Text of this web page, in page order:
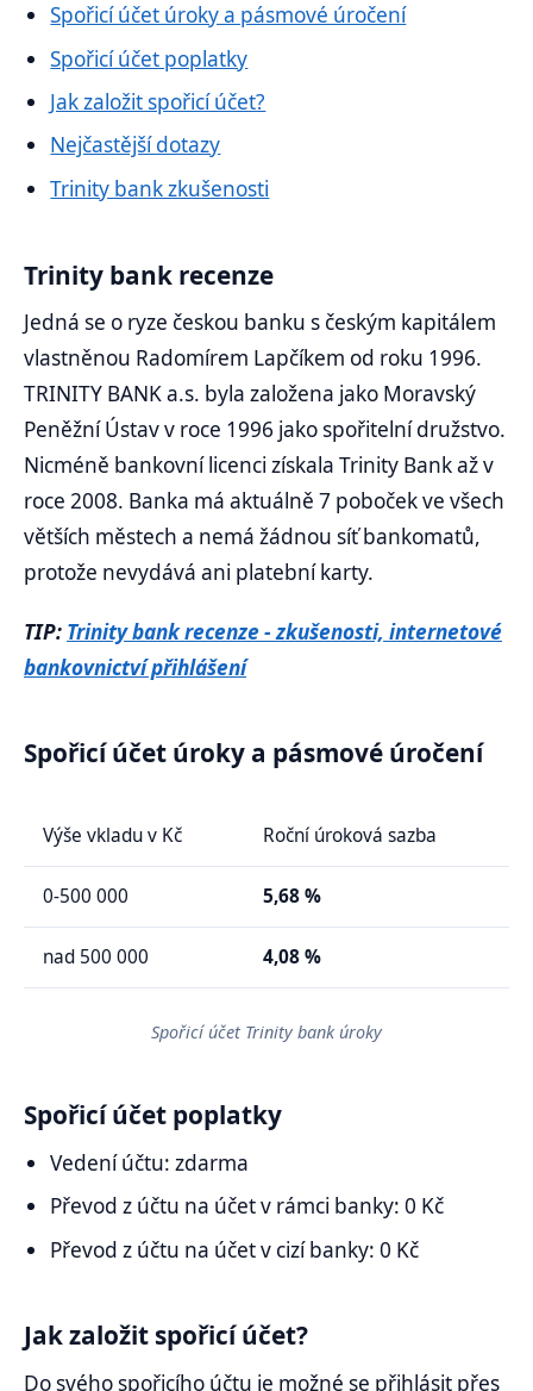
Spořicí účet úroky a pásmové úročení
Spořicí účet poplatky
Jak založit spořicí účet?
Nejčastější dotazy
Trinity bank zkušenosti
Trinity bank recenze
Jedná se o ryze českou banku s českým kapitálem
vlastněnou Radomírem Lapčíkem od roku 1996.
TRINITY BANK a.s. byla založena jako Moravský
Peněžní Ústav v roce 1996 jako spořitelní družstvo.
Nicméně bankovní licenci získala Trinity Bank až v
roce 2008. Banka má aktuálně 7 poboček ve všech
větších městech a nemá žádnou síť bankomatů,
protože nevydává ani platební karty.
TIP: Trinity bank recenze - zkušenosti, internetové
bankovnictví přihlášení
Spořicí účet úroky a pásmové úročení
Výše vkladu v Kč Roční úroková sazba
0-500 000 5,68 %
nad 500 000 4,08 %
Spořicí účet Trinity bank úroky
Spořicí účet poplatky
Vedení účtu: zdarma
Převod z účtu na účet v rámci banky: 0 Kč
Převod z účtu na účet v cizí banky: 0 Kč
Jak založit spořicí účet?
Do svého spořicího účtu je možné se přihlásit přes